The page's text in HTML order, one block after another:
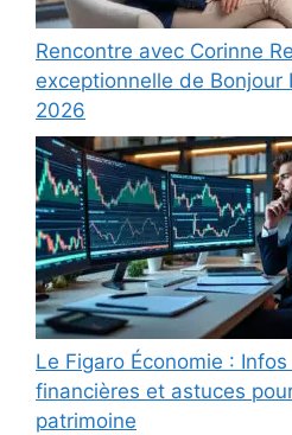
Rencontre avec Corinne
exceptionnelle de
2026
Le Figaro Économie :
financières et astuces
patrimoine